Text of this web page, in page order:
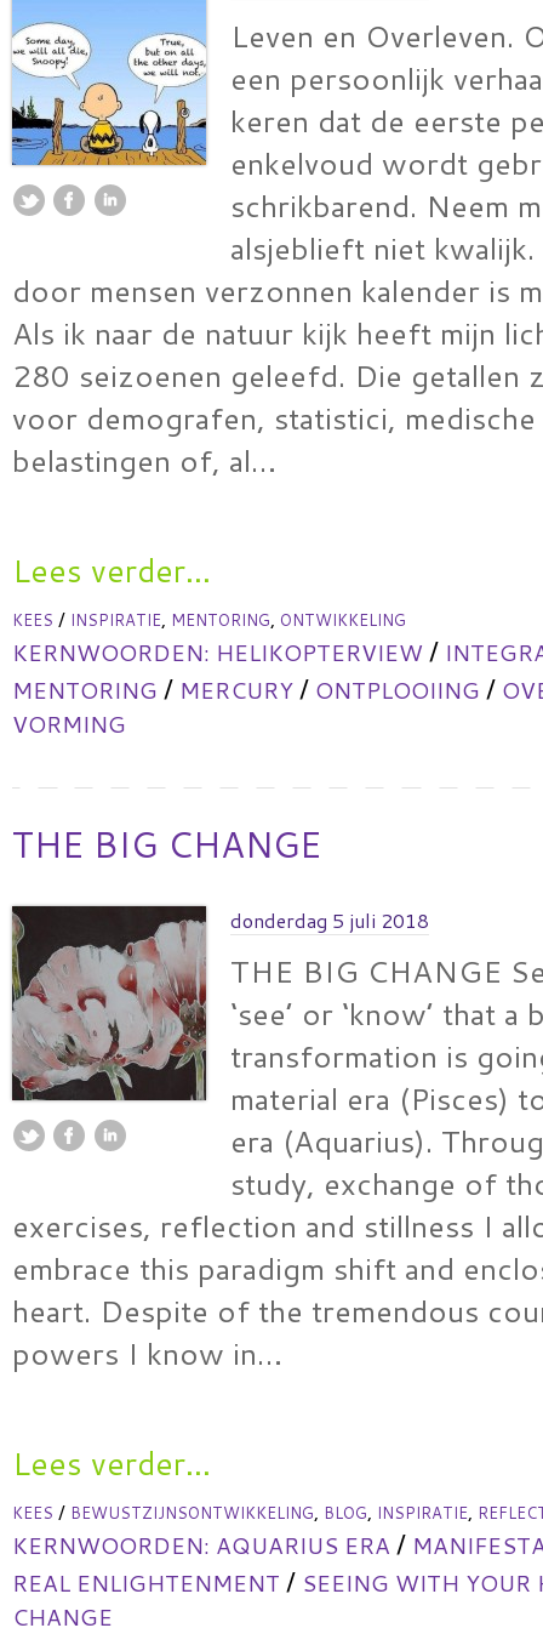
Leven en Overleven.
een persoonlijk
keren dat de eerste
enkelvoud wordt
schrikbarend. Neem
alsjeblieft niet
door mensen verzonnen kalender is
Als ik naar de natuur kijk heeft mijn
280 seizoenen geleefd. Die getallen
voor demografen, statistici,
belastingen of, al…
Lees verder...
KEES / INSPIRATIE, MENTORING, ONTWIKKELING
KERNWOORDEN: HELIKOPTERVIEW/
MENTORING / MERCURY/ ONTPLOOIING /
VORMING
THE BIG CHANGE
donderdag 5 juli 2018
THE BIG CHANGE
‘see’ or ‘know’ that a
transformation is
material era (Pisces)
era (Aquarius).
study, exchange of
exercises, reflection and stillness I
embrace this paradigm shift and
heart. Despite of the tremendous
powers I know in…
Lees verder...
KEES / BEWUSTZIJNSONTWIKKELING, BLOG, INSPIRATIE,
KERNWOORDEN: AQUARIUS ERA /
REAL ENLIGHTENMENT / SEEING WITH YOUR
CHANGE